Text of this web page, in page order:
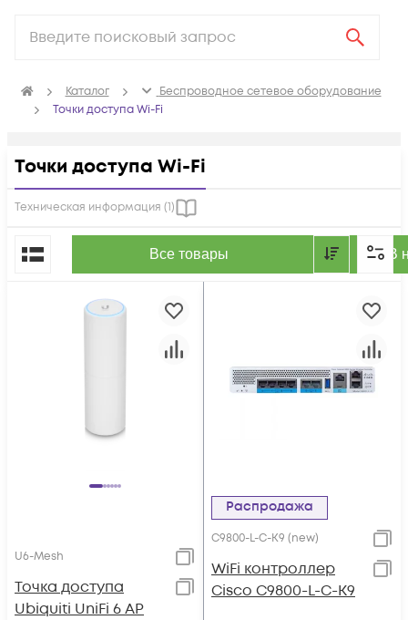
Каталог
Беспроводное сетевое оборудование
Точки доступа Wi-Fi
Точки доступа Wi-Fi
Техническая информация (1)
Все товары В
По популярности
U6-Mesh
Toчка доступа
Ubiquiti UniFi 6 AP
Распродажа
C9800-L-C-K9 (new)
WiFi контроллер
Cisco C9800-L-C-K9